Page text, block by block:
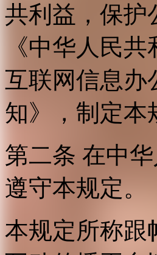
共利益，保护
《中华人民
互联网信息办
知》，制定本
第二条 在中
遵守本规定。
本规定所称跟